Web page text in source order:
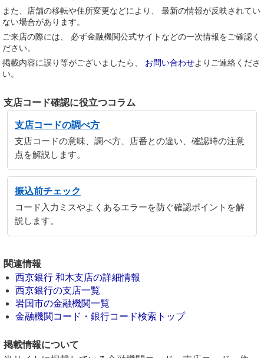
また、店舗の移転や住所変更などにより、 最新の情報が反映されてい
ない場合があります。
ご来店の際には、 必ず金融機関公式サイトなどの一次情報をご確認く
ださい。
掲載内容に誤り等がございましたら、 お問い合わせよりご連絡くださ
い。
支店コード確認に役立つコラム
支店コードの調べ方
支店コードの意味、調べ方、店番との違い、確認時の注意
点を解説します。
振込前チェック
コード入力ミスやよくあるエラーを防ぐ確認ポイントを解
説します。
関連情報
西京銀行 和木支店の詳細情報
西京銀行の支店一覧
岩国市の金融機関一覧
金融機関コード・銀行コード検索トップ
掲載情報について